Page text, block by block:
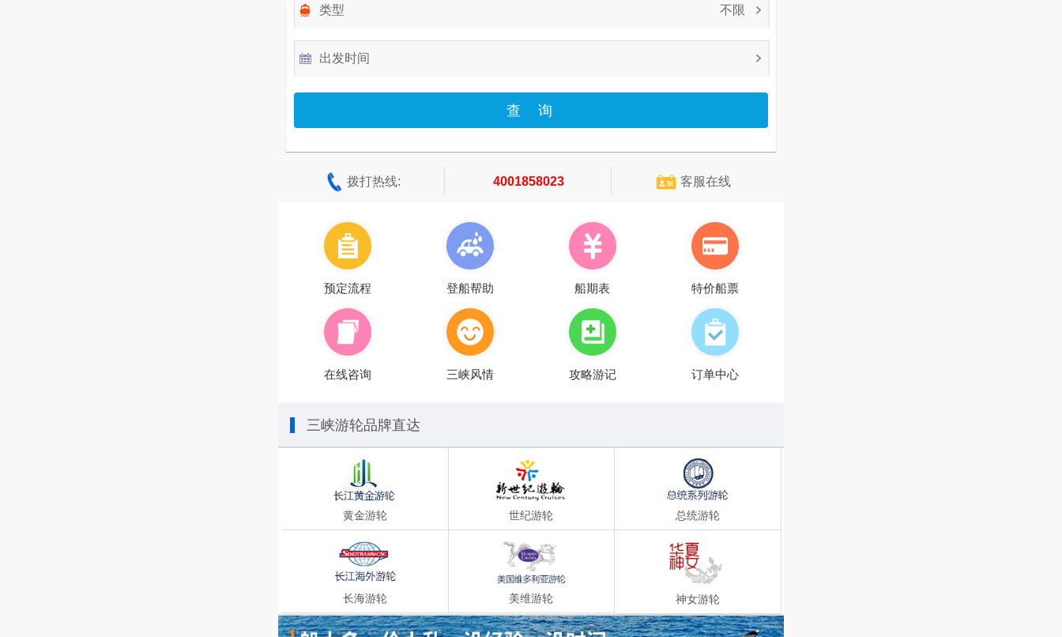
类型
出发时间
拨打热线: 4001858023 客服在线
预定流程 登船帮助 船期表 特价船票
在线咨询 三峡风情 攻略游记 订单中心
三峡游轮品牌直达
黄金游轮 世纪游轮 总统游轮
长海游轮 美维游轮 神女游轮